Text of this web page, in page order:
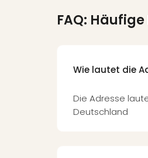
FAQ:
Wie lautet die
Die Adresse
Deutschland